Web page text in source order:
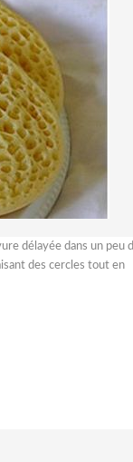
délayée dans un peu
des cercles tout en